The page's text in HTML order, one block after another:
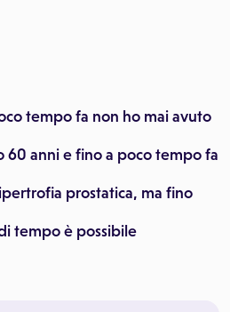
tempo fa non ho mai avuto
60 anni e fino a poco tempo fa
prostatica, ma fino
tempo è possibile